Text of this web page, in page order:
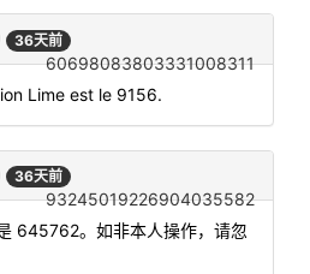
36天前
60698083803331008311
Lime est le 9156.
36天前
93245019226904035582
645762。如非本人操作，请忽